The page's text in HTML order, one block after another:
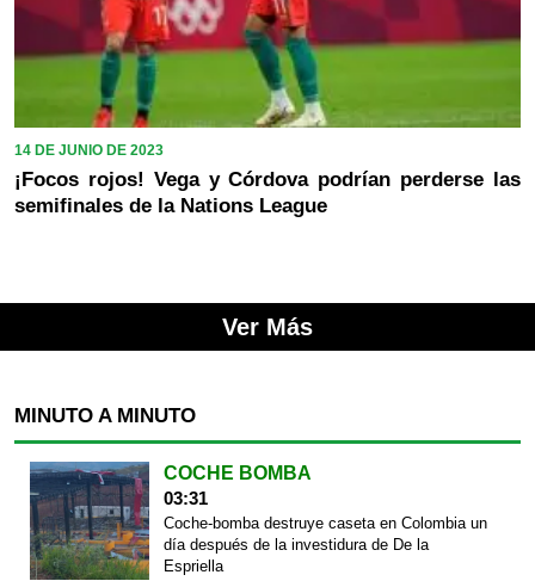
14 DE JUNIO DE 2023
¡Focos rojos! Vega y Córdova podrían perderse las
semifinales de la Nations League
Ver Más
MINUTO A MINUTO
COCHE BOMBA
03:31
Coche-bomba destruye caseta en Colombia un
día después de la investidura de De la
Espriella